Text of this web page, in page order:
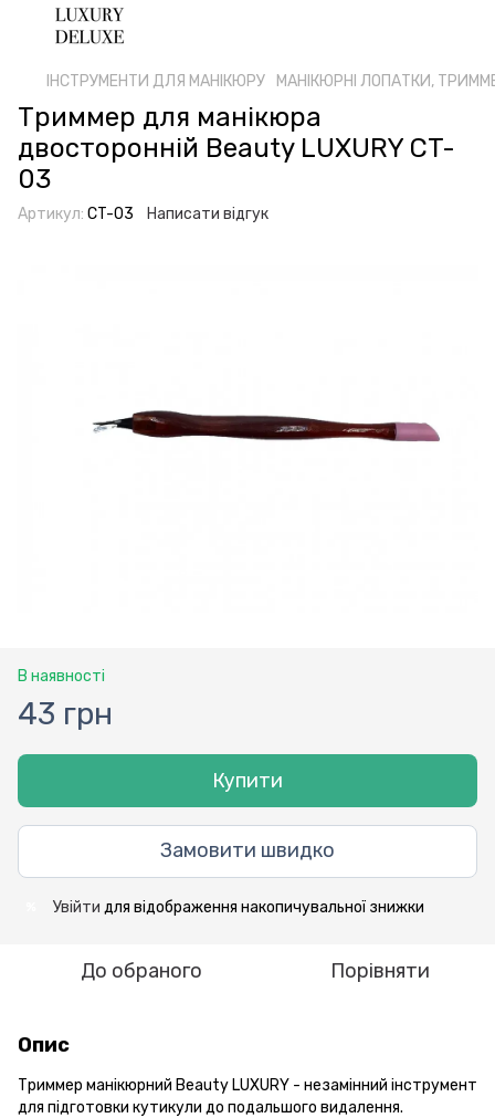
ІНСТРУМЕНТИ ДЛЯ МАНІКЮРУ МАНІКЮРНІ ЛОПАТКИ,
Триммер для манікюра
двосторонній Beauty LUXURY CT-
03
Артикул: CT-03 Написати відгук
В наявності
43 грн
Купити
Замовити швидко
Увійти для відображення накопичувальної знижки
До обраного Порівняти
Опис
Триммер манікюрний Beauty LUXURY - незамінний інструмент
для підготовки кутикули до подальшого видалення.